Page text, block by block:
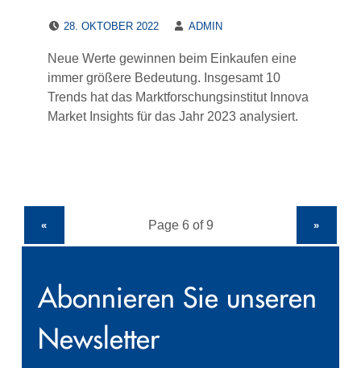
28. OKTOBER 2022
ADMIN
Neue Werte gewinnen beim Einkaufen eine
immer größere Bedeutung. Insgesamt 10
Trends hat das Marktforschungsinstitut Innova
Market Insights für das Jahr 2023 analysiert.
« »
Abonnieren Sie unseren
Newsletter